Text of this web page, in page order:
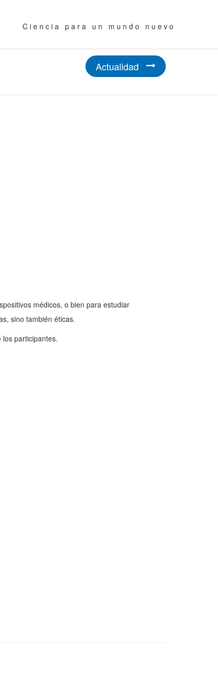
C i e n c i a p a r a u n m u n d o n u e v o
Actualidad
médicos, o bien para estudiar
sino también éticas.
participantes.